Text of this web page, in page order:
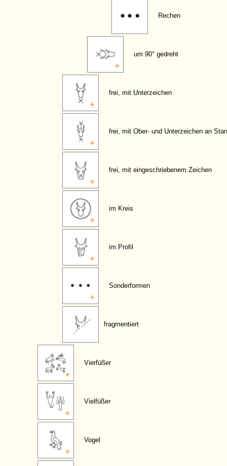
Rechen
um 90° gedreht
frei, mit Unterzeichen
frei, mit Ober- und Unterzeichen an
frei, mit eingeschriebenem Zeichen
im Kreis
im Profil
Sonderformen
fragmentiert
Vierfüßer
Vielfüßer
Vogel